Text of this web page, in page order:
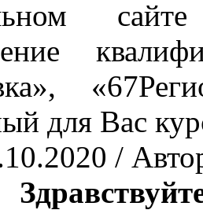
для Вас
/